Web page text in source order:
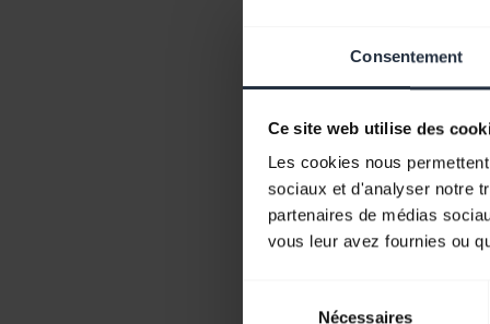
Consentement
Ce site web utilise des
Les cookies nous
sociaux et d'analyser notre
partenaires de médias
vous leur avez fournies ou
Nécessaires